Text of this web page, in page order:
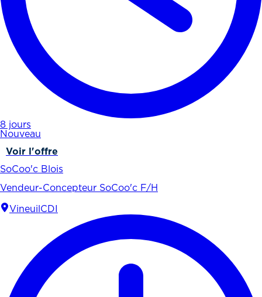
8 jours
Nouveau
Voir l'offre
SoCoo'c Blois
Vendeur-Concepteur SoCoo'c F/H
Vineuil CDI